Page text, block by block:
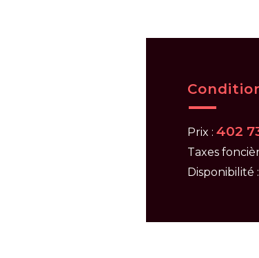
Prix : 402
Taxes
Disponibilité